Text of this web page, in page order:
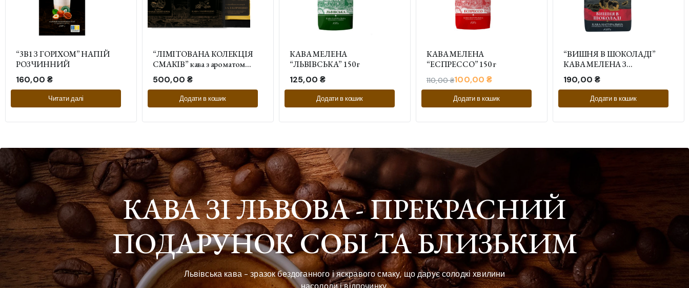
“3В1 З ГОРІХОМ” НАПІЙ
РОЗЧИННИЙ
160,00₴
Читати далі
“ЛІМІТОВАНА КОЛЕКЦІЯ
СМАКІВ” кава з ароматом
ірландського крему та з
корицею 2*210 г
500,00₴
Додати в кошик
КАВА МЕЛЕНА
“ЛЬВІВСЬКА” 150 г
125,00₴
Додати в кошик
КАВА МЕЛЕНА
“ЕСПРЕССО” 150 г
110,00₴100,00₴
Додати в кошик
“ВИШНЯ В ШОКОЛАДІ”
КАВА МЕЛЕНА З
АРОМАТОМ 150 г
190,00₴
Додати в кошик
КАВА ЗІ ЛЬВОВА - ПРЕКРАСНИЙ
ПОДАРУНОК СОБІ ТА БЛИЗЬКИМ
Львівська кава - зразок бездоганного і яскравого смаку, що дарує солодкі хвилини